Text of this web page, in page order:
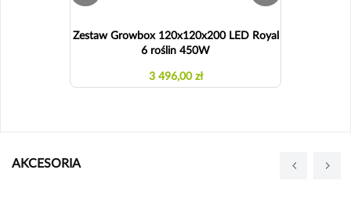
Zestaw Growbox 120x120x200 LED Royal
6 roślin 450W
3 496,00 zł
AKCESORIA